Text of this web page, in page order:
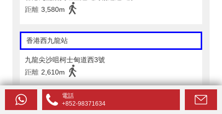
距離 3,580m
香港西九龍站
九龍尖沙咀柯士甸道西3號
距離 2,610m
電話
+852-98371634